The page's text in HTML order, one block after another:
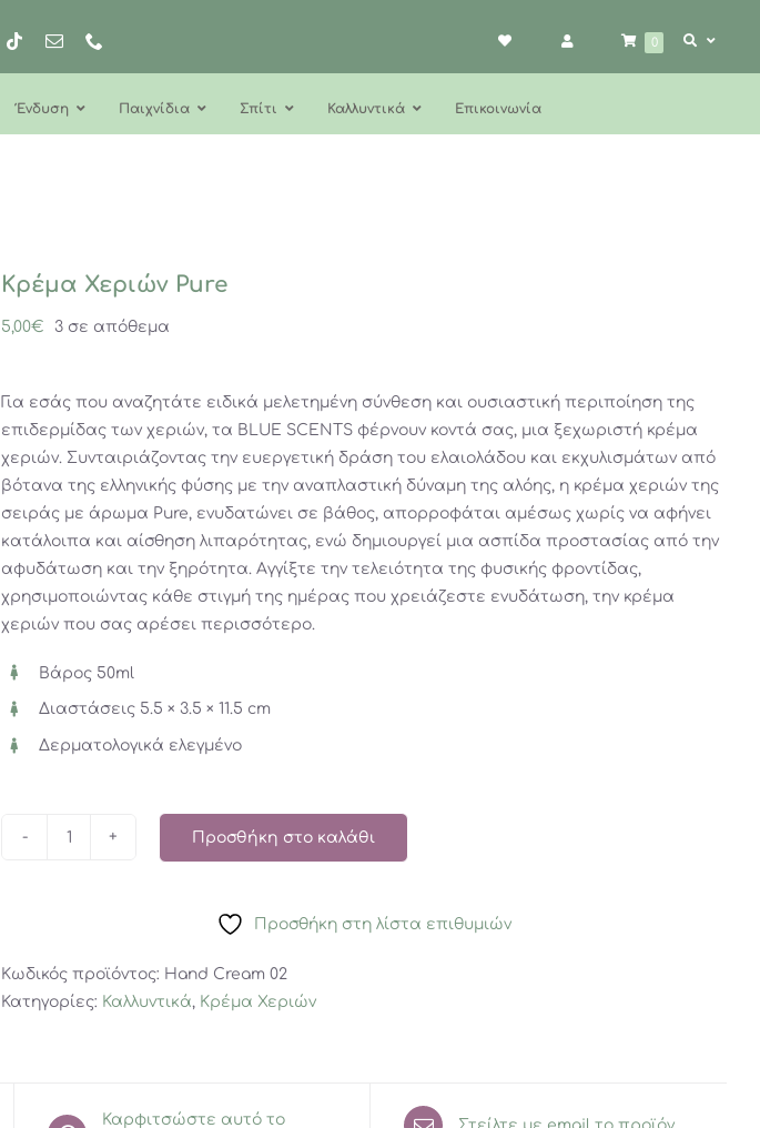
0
Ένδυση Παιχνίδια Σπίτι Καλλυντικά Επικοινωνία
Κρέμα Χεριών Pure
5,00€ 3 σε απόθεμα
Για εσάς που αναζητάτε ειδικά μελετημένη σύνθεση και ουσιαστική περιποίηση της
επιδερμίδας των χεριών, τα BLUE SCENTS φέρνουν κοντά σας, μια ξεχωριστή κρέμα
χεριών. Συνταιριάζοντας την ευεργετική δράση του ελαιολάδου και εκχυλισμάτων από
βότανα της ελληνικής φύσης με την αναπλαστική δύναμη της αλόης, η κρέμα χεριών της
σειράς με άρωμα Pure, ενυδατώνει σε βάθος, απορροφάται αμέσως χωρίς να αφήνει
κατάλοιπα και αίσθηση λιπαρότητας, ενώ δημιουργεί μια ασπίδα προστασίας από την
αφυδάτωση και την ξηρότητα. Αγγίξτε την τελειότητα της φυσικής φροντίδας,
χρησιμοποιώντας κάθε στιγμή της ημέρας που χρειάζεστε ενυδάτωση, την κρέμα
χεριών που σας αρέσει περισσότερο.
Βάρος 50ml
Διαστάσεις 5.5 × 3.5 × 11.5 cm
Δερματολογικά ελεγμένο
Προσθήκη στο καλάθι
Προσθήκη στη λίστα επιθυμιών
Κωδικός προϊόντος: Hand Cream 02
Κατηγορίες: Καλλυντικά, Κρέμα Χεριών
Καρφιτσώστε αυτό το